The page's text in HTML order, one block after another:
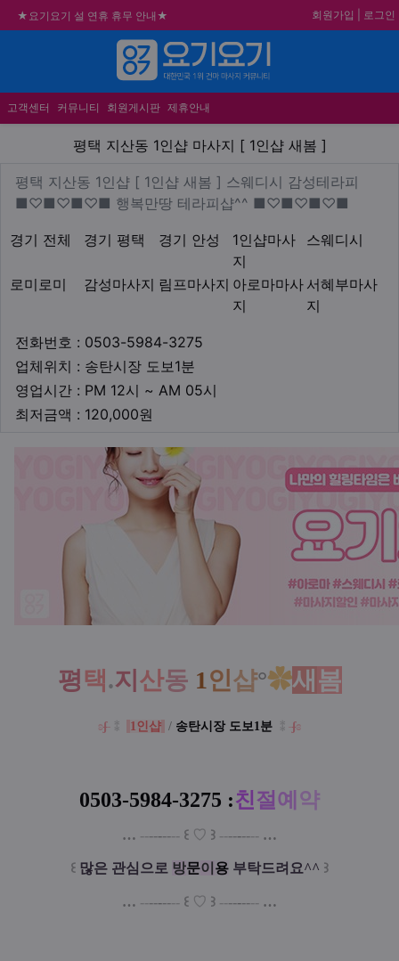
★ 요기요기 업체회원 안내사항 ★
불건전한 게시글은 삭제 및 회원탈퇴 됩니다.
합법적이고 건전한 업체와 광고를 제휴합니다.
★요기요기 설 연휴 휴무 안내★
회원가입 로그인
고객센터 커뮤니티 회원게시판 제휴안내
평택 지산동 1인샵 마사지 [ 1
평택 지산동 1인샵 마사지 [ 1인샵 새봄 ]
업체 정보
평택 지산동 1인샵 [ 1인샵
평택 지산동 1인샵 [ 1인샵 새봄 ] 스웨디시 감성테라피
■♡■♡■♡■ 행복만땅 테라피샵^^ ■♡■♡■♡■
경기 전체 경기 평택 경기 안성
지역1
1인샵마사
지
스웨디시
로미로미 감성마사지 림프마사지 아로마마사
지
서혜부마사
지
테마
전화번호 : 0503-5984-3275
업체위치 : 송탄시장 도보1분
영업시간 : PM 12시 ~ AM 05시
최저금액 : 120,000원
평택 .지 산동 1인샵°✿새 봄
ʚʃ ⁑ 1인샵 / 송탄시장 도보1분 ⁑ ʃɞ
0503-5984-3275 :친절 예 약
… --------- ꒰ ♡ ꒱ --------- …
꒰ 많은 관심으로 방문이 용 부탁드려요^^ ꒱
… --------- ꒰ ♡ ꒱ --------- …